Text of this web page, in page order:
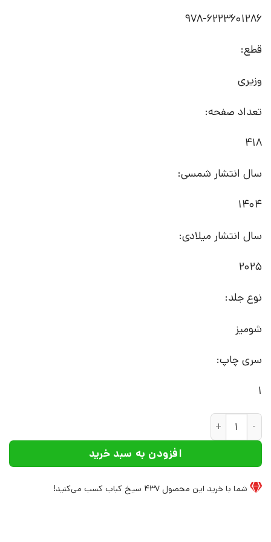
978-6223601286
قطع:
وزیری
تعداد صفحه:
418
سال انتشار شمسی:
1404
سال انتشار میلادی:
2025
نوع جلد:
شومیز
سری چاپ:
1
کتاب جامعه شناسی کسالت | انتشارات وانیا عدد
افزودن به سبد خرید
شما با خرید این محصول 437 سیخ کباب کسب می‌کنید!